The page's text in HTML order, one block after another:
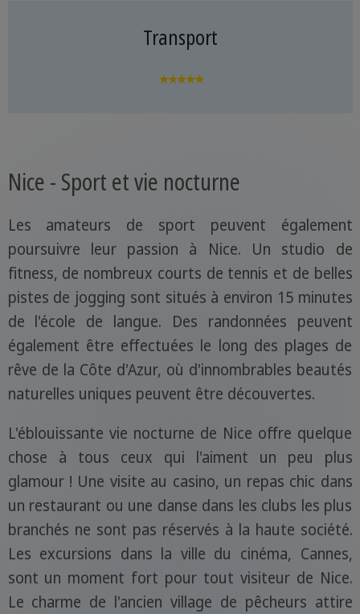
Transport
★★★★★
Nice - Sport et vie nocturne
Les amateurs de sport peuvent également
poursuivre leur passion à Nice. Un studio de
fitness, de nombreux courts de tennis et de belles
pistes de jogging sont situés à environ 15 minutes
de l'école de langue. Des randonnées peuvent
également être effectuées le long des plages de
rêve de la Côte d'Azur, où d'innombrables beautés
naturelles uniques peuvent être découvertes.
L'éblouissante vie nocturne de Nice offre quelque
chose à tous ceux qui l'aiment un peu plus
glamour ! Une visite au casino, un repas chic dans
un restaurant ou une danse dans les clubs les plus
branchés ne sont pas réservés à la haute société.
Les excursions dans la ville du cinéma, Cannes,
sont un moment fort pour tout visiteur de Nice.
Le charme de l'ancien village de pêcheurs attire